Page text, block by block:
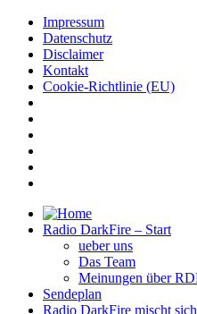
Impressum
Datenschutz
Disclaimer
Kontakt
Cookie-Richtlinie (EU)
Radio DarkFire – Start
ueber uns
Das Team
Meinungen über
Sendeplan
Radio DarkFire mischt